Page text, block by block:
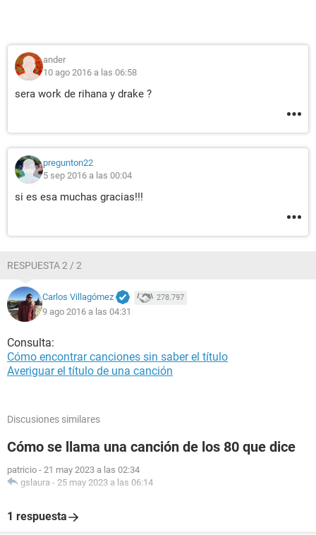
ander
10 ago 2016 a las 06:58
sera work de rihana y drake ?
pregunton22
5 sep 2016 a las 00:04
si es esa muchas gracias!!!
RESPUESTA 2 / 2
Carlos Villagómez 278.797
9 ago 2016 a las 04:31
Consulta:
Cómo encontrar canciones sin saber el título
Averiguar el título de una canción
Discusiones similares
Cómo se llama una canción de los 80 que dice
patricio - 21 may 2023 a las 02:34
gslaura - 25 may 2023 a las 06:14
1 respuesta